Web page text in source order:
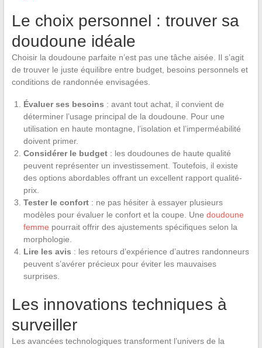
Le choix personnel : trouver sa
doudoune idéale
Choisir la doudoune parfaite n’est pas une tâche aisée. Il s’agit
de trouver le juste équilibre entre budget, besoins personnels et
conditions de randonnée envisagées.
Évaluer ses besoins : avant tout achat, il convient de
déterminer l’usage principal de la doudoune. Pour une
utilisation en haute montagne, l’isolation et l’imperméabilité
doivent primer.
Considérer le budget: les doudounes de haute qualité
peuvent représenter un investissement. Toutefois, il existe
des options abordables offrant un excellent rapport qualité-
prix.
Tester le confort: ne pas hésiter à essayer plusieurs
modèles pour évaluer le confort et la coupe. Une doudoune
femme pourrait offrir des ajustements spécifiques selon la
morphologie.
Lire les avis : les retours d’expérience d’autres randonneurs
peuvent s’avérer précieux pour éviter les mauvaises
surprises.
Les innovations techniques à
surveiller
Les avancées technologiques transforment l’univers de la